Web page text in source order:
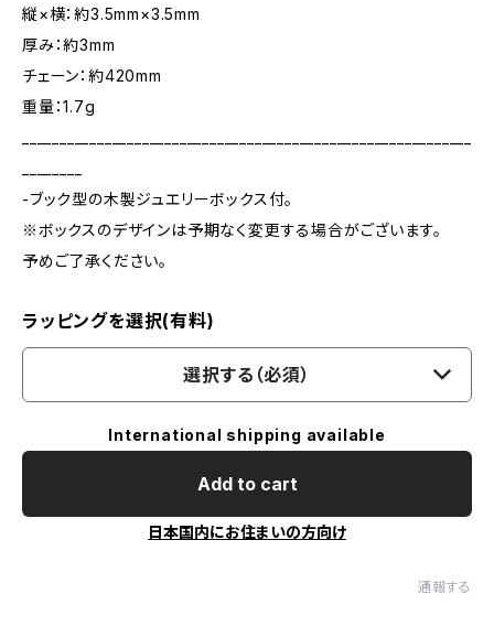
縦×横：約3.5mm×3.5mm
厚み：約3mm
チェーン：約420mm
重量：1.7g
-ブック型の木製ジュエリーボックス付。
※ボックスのデザインは予期なく変更する場合がございます。
予めご了承ください。
ラッピングを選択(有料)
選択する（必須）
International shipping available
Add to cart
日本国内にお住まいの方向け
通報する